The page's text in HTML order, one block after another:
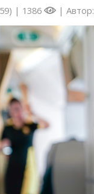
| 1386 | Автор: